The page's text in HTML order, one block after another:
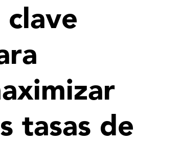
clave
tasas de